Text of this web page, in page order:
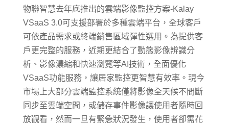
物聯智慧去年底推出的雲端影像監控方案-Kalay
VSaaS 3.0可支援部署於多種雲端平台，全球客戶
可依產品需求或終端銷售區域彈性選用。為提供客
戶更完整的服務，近期更結合了動態影像辨識分
析、影像濃縮和快速瀏覽等AI技術，全面優化
VSaaS功能服務，讓居家監控更智慧有效率。現今
市場上大部分雲端監控系統僅將影像全天候不間斷
同步至雲端空間，或儲存事件影像讓使用者隨時回
放觀看，然而一旦有緊急狀況發生，使用者卻需花